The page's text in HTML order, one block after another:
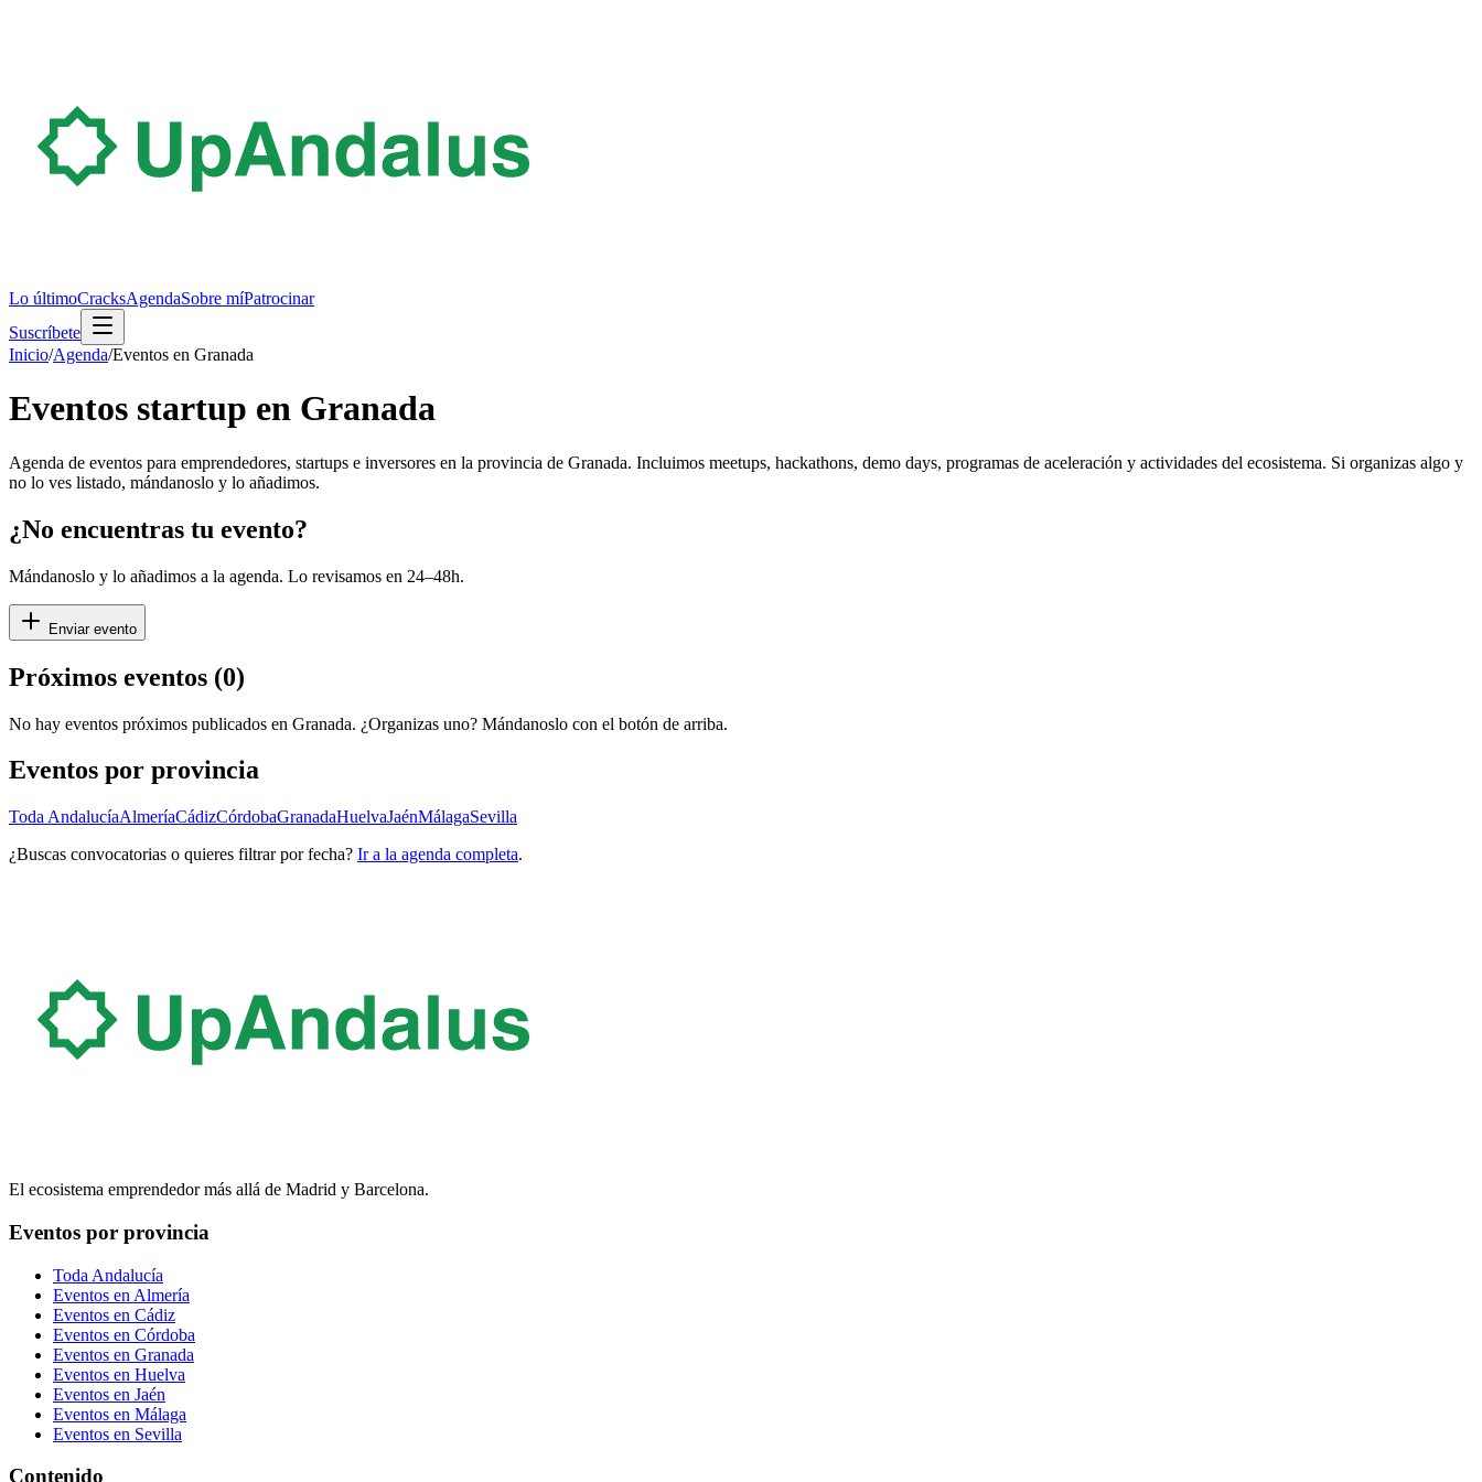
Lo últimoCracksAgendaSobre míPatrocinar
Suscríbete
Inicio/Agenda/Eventos en Granada
Eventos startup en Granada
Agenda de eventos para emprendedores, startups e inversores en la provincia de Granada. Incluimos meetups, hackathons, demo days, programas de aceleración y actividades del ecosistema. Si organizas algo y
no lo ves listado, mándanoslo y lo añadimos.
¿No encuentras tu evento?
Mándanoslo y lo añadimos a la agenda. Lo revisamos en 24–48h.
Enviar evento
Próximos eventos (0)
No hay eventos próximos publicados en Granada. ¿Organizas uno? Mándanoslo con el botón de arriba.
Eventos por provincia
Toda AndalucíaAlmeríaCádizCórdobaGranadaHuelvaJaénMálagaSevilla
¿Buscas convocatorias o quieres filtrar por fecha? Ir a la agenda completa.
El ecosistema emprendedor más allá de Madrid y Barcelona.
Eventos por provincia
Toda Andalucía
Eventos en Almería
Eventos en Cádiz
Eventos en Córdoba
Eventos en Granada
Eventos en Huelva
Eventos en Jaén
Eventos en Málaga
Eventos en Sevilla
Contenido